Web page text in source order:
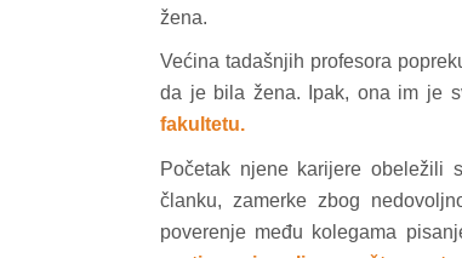
žena.
Većina tadašnjih profesora
da je bila žena. Ipak, ona im je
fakultetu.
Početak njene karijere obeležili
članku, zamerke zbog
poverenje među kolegama